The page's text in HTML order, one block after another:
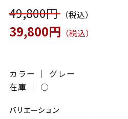
49,800円（税込）
39,800円 （税込）
カラー ｜ グレー
在庫 ｜ ○
バリエーション